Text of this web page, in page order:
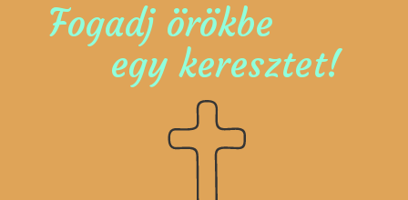
Fogadj örökbe
egy keresztet!